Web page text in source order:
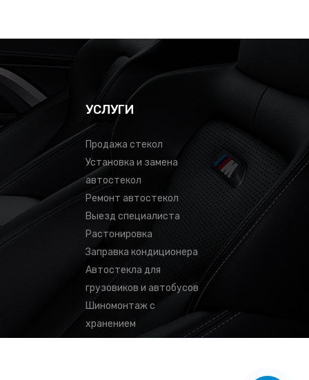
УСЛУГИ
Продажа стекол
Установка и замена
автостекол
Ремонт автостекол
Выезд специалиста
Растонировка
Заправка кондиционера
Автостекла для
грузовиков и автобусов
Шиномонтаж с
хранением